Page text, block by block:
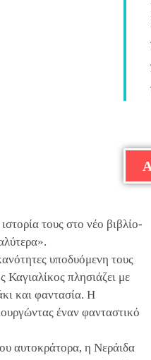
τους στο νέο βιβλίο-
υποδυόμενη τους
Καγιαλίκος πλησιάζει με
και φαντασία. Η
έναν φανταστικό
αυτοκράτορα, η Νεράιδα